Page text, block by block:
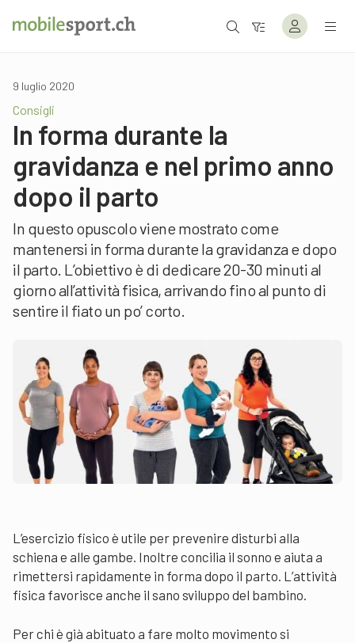
9 luglio 2020
Consigli
In forma durante la
gravidanza e nel primo anno
dopo il parto
In questo opuscolo viene mostrato come
mantenersi in forma durante la gravidanza e dopo
il parto. L’obiettivo è di dedicare 20-30 minuti al
giorno all’attività fisica, arrivando fino al punto di
sentire il fiato un po’ corto.
L’esercizio fisico è utile per prevenire disturbi alla
schiena e alle gambe. Inoltre concilia il sonno e aiuta a
rimettersi rapidamente in forma dopo il parto. L’attività
fisica favorisce anche il sano sviluppo del bambino.
Per chi è già abituato a fare molto movimento si